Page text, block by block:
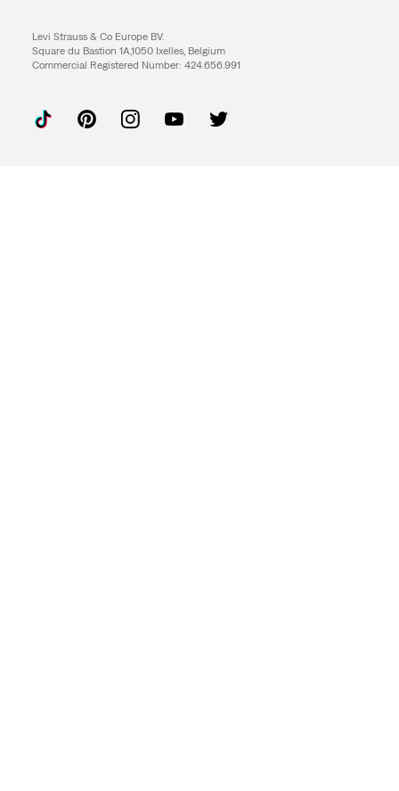
Levi Strauss & Co Europe BV.
Square du Bastion 1A,1050 Ixelles, Belgium
Commercial Registered Number: 424.656.991